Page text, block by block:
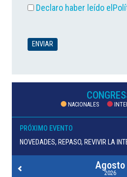
Declaro haber leído el
NACIONALES
PRÓXIMO EVENTO
NOVEDADES, REPASO, REVIVIR LA
Agosto
2026